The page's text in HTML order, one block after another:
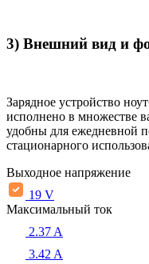
3) Внешний вид и
Зарядное устройство
исполнено в множестве
удобны для ежедневной
стационарного
Выходное напряжение
19 V
Максимальный ток
2.37 A
3.42 A